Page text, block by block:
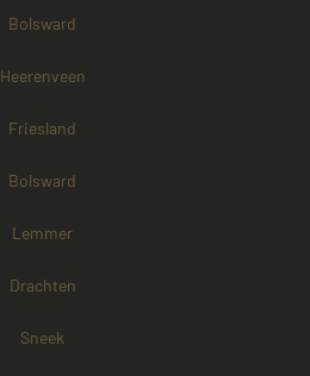
Bolsward
Heerenveen
Friesland
Bolsward
Lemmer
Drachten
Sneek